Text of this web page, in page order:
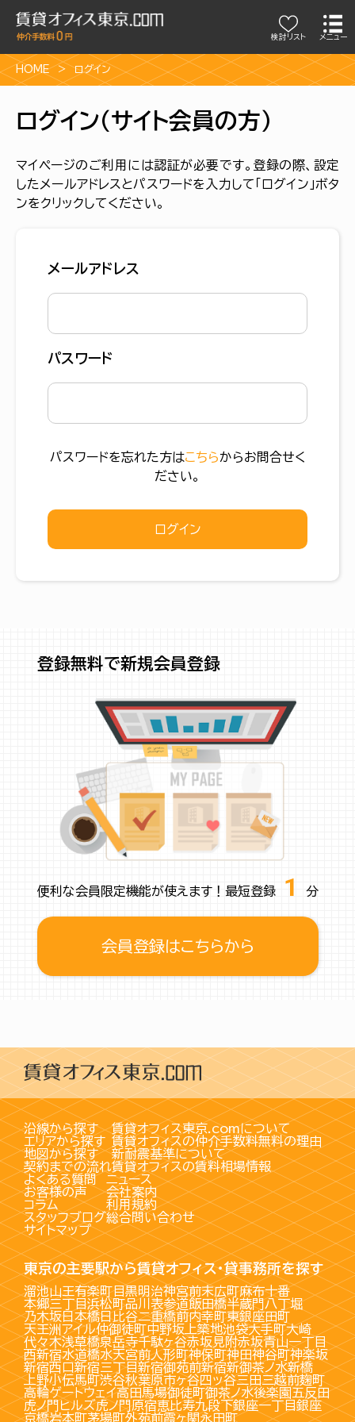
検討リスト メニュー
HOME ログイン
ログイン（サイト会員の方）
マイページのご利用には認証が必要です。登録の際、設定
したメールアドレスとパスワードを入力して「ログイン」ボタ
ンをクリックしてください。
メールアドレス
パスワード
パスワードを忘れた方はこちらからお問合せく
ださい。
ログイン
登録無料で新規会員登録
便利な会員限定機能が使えます！最短登録 1 分
会員登録はこちらから
沿線から探す
エリアから探す
地図から探す
契約までの流れ
賃貸オフィス東京.comについて
賃貸オフィスの仲介手数料無料の理由
新耐震基準について
賃貸オフィスの賃料相場情報
よくある質問
お客様の声
コラム
スタッフブログ
サイトマップ
ニュース
会社案内
利用規約
総合問い合わせ
東京の主要駅から賃貸オフィス・貸事務所を探す
溜池山王有楽町目黒明治神宮前末広町麻布十番
本郷三丁目浜松町品川 表参道飯田橋半蔵門八丁堀
乃木坂日本橋日比谷二重橋前内幸町東銀座田町
天王洲アイル仲御徒町中野坂上築地池袋大手町大崎
代々木浅草橋泉岳寺千駄ヶ谷赤坂見附赤坂青山一丁目
西新宿水道橋水天宮前人形町神保町神田神谷町神楽坂
新宿西口新宿三丁目新宿御苑前新宿新御茶ノ水新橋
上野小伝馬町渋谷秋葉原市ヶ谷四ッ谷三田三越前麹町
高輪ゲートウェイ高田馬場御徒町御茶ノ水後楽園五反田
虎ノ門ヒルズ虎ノ門原宿恵比寿九段下銀座一丁目銀座
京橋岩本町茅場町外苑前霞ヶ関永田町